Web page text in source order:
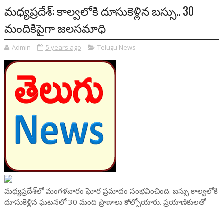
మధ్యప్రదేశ్: కాల్వలోకి దూసుకెళ్లిన బస్సు.. 30
మందికిపైగా జలసమాధి
Admin 5 years ago Telugu News
మధ్యప్రదేశ్‌లో మంగళవారం ఘోర ప్రమాదం సంభవించింది. బస్సు కాల్వలోకి
దూసుకెళ్లిన ఘటనలో 30 మంది ప్రాణాలు కోల్పోయారు. ప్రయాణికులతో